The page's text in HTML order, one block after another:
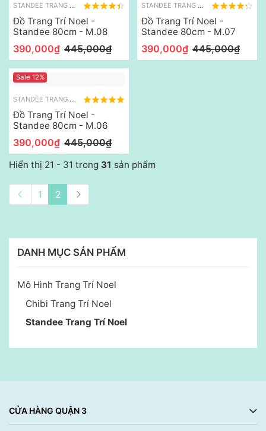
DANH MỤC SẢN PHẨM
Mô Hình Trang Trí Noel
Chibi Trang Trí Noel
Standee Trang Trí Noel
STANDEE TRANG TRÍ NOEL
Đồ Trang Trí Noel -
Standee 80cm - M.08
390,000₫ 445,000₫
STANDEE TRANG TRÍ NOEL
Đồ Trang Trí Noel -
Standee 80cm - M.07
390,000₫ 445,000₫
Sale 12%
STANDEE TRANG TRÍ NOEL
Đồ Trang Trí Noel -
Standee 80cm - M.06
390,000₫ 445,000₫
Hiển thị 21 - 31 trong 31 sản phẩm
1 2
CỬA HÀNG QUẬN 3